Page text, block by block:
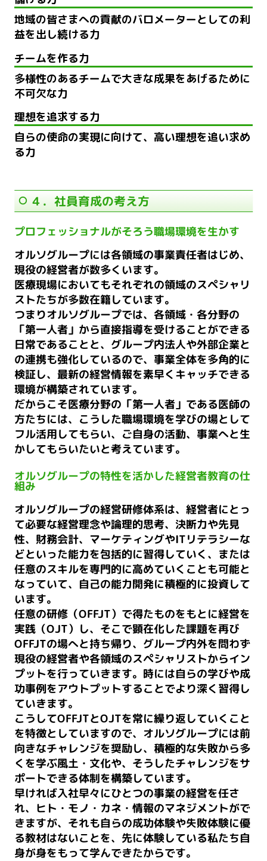
地域の皆さまへの貢献のバロメーターとしての利
益を出し続ける力
チームを作る力
多様性のあるチームで大きな成果をあげるために
不可欠な力
理想を追求する力
自らの使命の実現に向けて、高い理想を追い求め
る力
４．社員育成の考え方
プロフェッショナルがそろう職場環境を生かす
オルソグループには各領域の事業責任者はじめ、
現役の経営者が数多くいます。
医療現場においてもそれぞれの領域のスペシャリ
ストたちが多数在籍しています。
つまりオルソグループでは、各領域・各分野の
「第一人者」から直接指導を受けることができる
日常であることと、グループ内法人や外部企業と
の連携も強化しているので、事業全体を多角的に
検証し、最新の経営情報を素早くキャッチできる
環境が構築されています。
だからこそ医療分野の「第一人者」である医師の
方たちには、こうした職場環境を学びの場として
フル活用してもらい、ご自身の活動、事業へと生
かしてもらいたいと考えています。
オルソグループの特性を活かした経営者教育の仕
組み
オルソグループの経営研修体系は、経営者にとっ
て必要な経営理念や論理的思考、決断力や先見
性、財務会計、マーケティングやITリテラシーな
どといった能力を包括的に習得していく、または
任意のスキルを専門的に高めていくことも可能と
なっていて、自己の能力開発に積極的に投資して
います。
任意の研修（OFFJT）で得たものをもとに経営を
実践（OJT）し、そこで顕在化した課題を再び
OFFJTの場へと持ち帰り、グループ内外を問わず
現役の経営者や各領域のスペシャリストからイン
プットを行っていきます。時には自らの学びや成
功事例をアウトプットすることでより深く習得し
ていきます。
こうしてOFFJTとOJTを常に繰り返していくこと
を特徴としていますので、オルソグループには前
向きなチャレンジを奨励し、積極的な失敗から多
くを学ぶ風土・文化や、そうしたチャレンジをサ
ポートできる体制を構築しています。
早ければ入社早々にひとつの事業の経営を任さ
れ、ヒト・モノ・カネ・情報のマネジメントがで
きますが、それも自らの成功体験や失敗体験に優
る教材はないことを、先に体験している私たち自
身が身をもって学んできたからです。